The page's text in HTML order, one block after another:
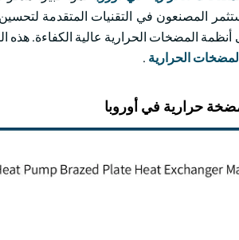
المصنعون في التقنيات المتقدمة لتحسين
أنظمة المضخات الحرارية عالية الكفاءة. هذه
الحرارية .
حرارية في أوروبا